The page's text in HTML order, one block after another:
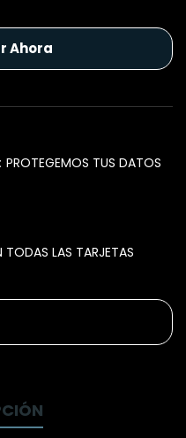
Ahora
PROTEGEMOS TUS DATOS
TODAS LAS TARJETAS